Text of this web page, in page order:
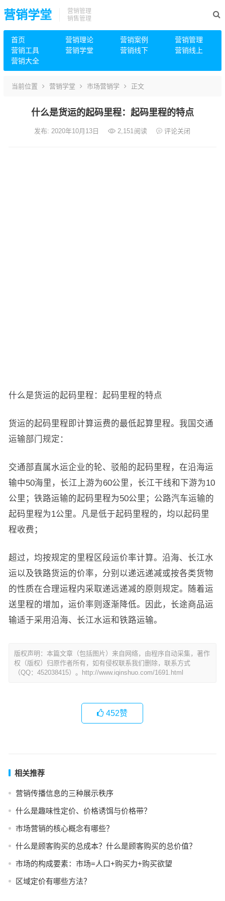
营销学堂
营销管理
销售管理
首页 营销理论 营销案例
营销管理
营销工具
营销学堂 营销线下
营销线上
营销大全
当前位置 营销学堂 市场营销学 正文
什么是货运的起码里程：起码里程的特点
发布: 2020年10月13日 2,151阅读 评论关闭
什么是货运的起码里程：起码里程的特点
货运的起码里程即计算运费的最低起算里程。我国交通
运输部门规定：
交通部直属水运企业的轮、驳船的起码里程，在沿海运
输中50海里，长江上游为60公里，长江干线和下游为10
公里；铁路运输的起码里程为50公里；公路汽车运输的
起码里程为1公里。凡是低于起码里程的，均以起码里
程收费；
超过，均按规定的里程区段运价率计算。沿海、长江水
运以及铁路货运的价率，分别以递远递减或按各类货物
的性质在合理运程内采取递远递减的原则规定。随着运
送里程的增加，运价率则逐渐降低。因此，长途商品运
输适于采用沿海、长江水运和铁路运输。
版权声明：本篇文章（包括图片）来自网络，由程序自动采集，著作
权（版权）归原作者所有，如有侵权联系我们删除，联系方式
（QQ：452038415）。http://www.iqinshuo.com/1691.html
452赞
相关推荐
营销传播信息的三种展示秩序
什么是趣味性定价、价格诱饵与价格带？
市场营销的核心概念有哪些？
什么是顾客购买的总成本？什么是顾客购买的总价值？
市场的构成要素：市场=人口+购买力+购买欲望
区域定价有哪些方法？